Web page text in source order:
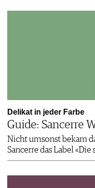
Delikat in jeder Farbe
Guide: Sancerre
Nicht umsonst bekam
Sancerre das Label